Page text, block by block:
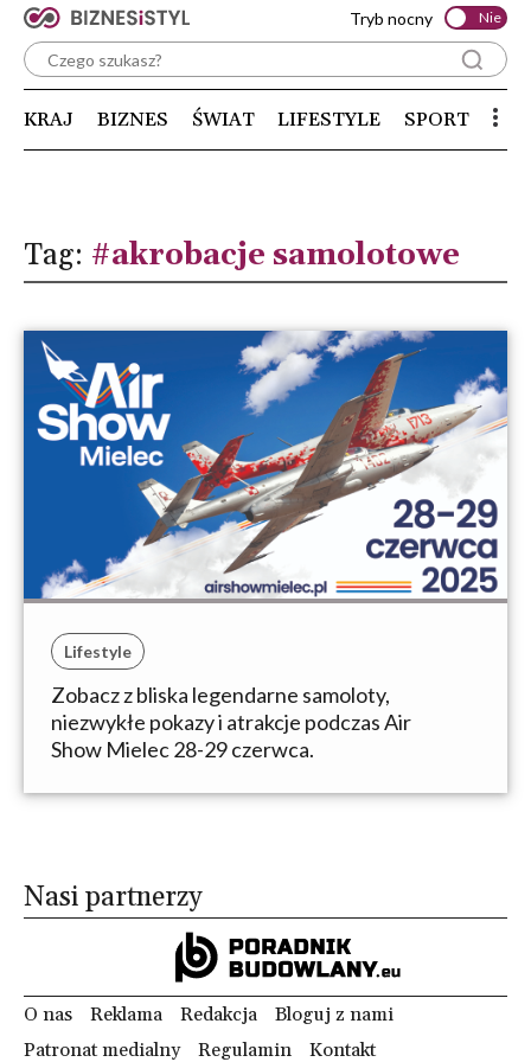
Tryb nocny Nie
KRAJ BIZNES ŚWIAT LIFESTYLE SPORT
Tag: #akrobacje samolotowe
Lifestyle
Zobacz z bliska legendarne samoloty,
niezwykłe pokazy i atrakcje podczas Air
Show Mielec 28-29 czerwca.
Nasi partnerzy
O nas Reklama Redakcja
Bloguj z nami
Patronat medialny
Regulamin Kontakt